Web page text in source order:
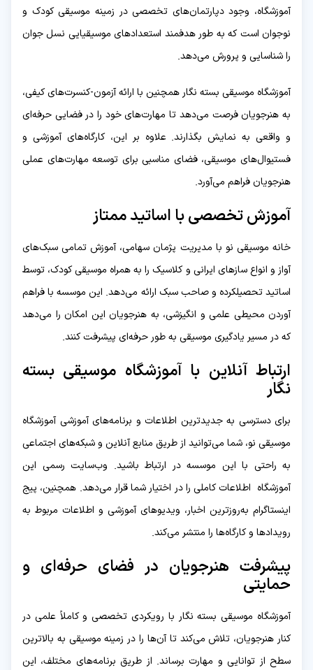
آموزشگاه، وجود دپارتمان‌های تخصصی در زمینه موسیقی کودک و
نوجوان است که به طور هدفمند استعدادهای موسیقیایی نسل جوان
را شناسایی و پرورش می‌دهد.
آموزشگاه موسیقی بسته نگار همچنین با ارائه آزمون-کنسرت‌های کیفی،
به هنرجویان فرصت می‌دهد تا مهارت‌های خود را در فضایی حرفه‌ای
و واقعی به نمایش بگذارند. علاوه بر این، کارگاه‌های آموزشی و
فستیوال‌های موسیقی، فضای مناسبی برای توسعه مهارت‌های عملی
هنرجویان فراهم می‌آورد.
آموزش تخصصی با اساتید ممتاز
خانه موسیقی نو با مدیریت پژمان سهامی، آموزش تمامی سبک‌های
آواز و انواع سازهای ایرانی و کلاسیک را به همراه موسیقی کودک، توسط
اساتید تحصیلکرده و صاحب سبک ارائه می‌دهد. این موسسه با فراهم
آوردن محیطی علمی و انگیزشی، به هنرجویان این امکان را می‌دهد
که در مسیر یادگیری موسیقی به طور حرفه‌ای پیشرفت کنند.
ارتباط آنلاین با آموزشگاه موسیقی بسته
نگار
برای دسترسی به جدیدترین اطلاعات و برنامه‌های آموزشی آموزشگاه
موسیقی نو، شما می‌توانید از طریق منابع آنلاین و شبکه‌های اجتماعی
به راحتی با این موسسه در ارتباط باشید. وب‌سایت رسمی این
آموزشگاه اطلاعات کاملی را در اختیار شما قرار می‌دهد. همچنین، پیج
اینستاگرام به‌روزترین اخبار، ویدیوهای آموزشی و اطلاعات مربوط به
رویدادها و کارگاه‌ها را منتشر می‌کند.
پیشرفت هنرجویان در فضای حرفه‌ای و
حمایتی
آموزشگاه موسیقی بسته نگار با رویکردی تخصصی و کاملاً علمی در
کنار هنرجویان، تلاش می‌کند تا آن‌ها را در زمینه موسیقی به بالاترین
سطح از توانایی و مهارت برساند. از طریق برنامه‌های مختلف، این